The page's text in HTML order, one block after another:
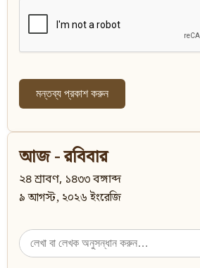
আজ - রবিবার
২৪ শ্রাবণ, ১৪৩৩ বঙ্গাব্দ
৯ আগস্ট, ২০২৬ ইংরেজি
Search
for: